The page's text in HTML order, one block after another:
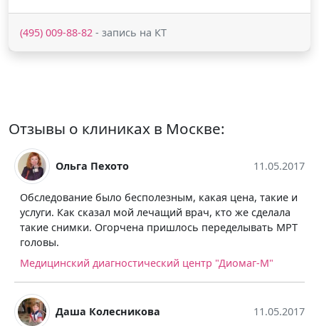
(495) 009-88-82 - запись на КТ
Отзывы о клиниках в Москве:
и
МРТ
Наталья Цыганок
Мрт диагностику тут проводят хорошо, бережно
относятся к пациентам. Результаты долго не ждала,
врач всё внятно мне изложил и направил к
Медицинская клиника НАКФФ